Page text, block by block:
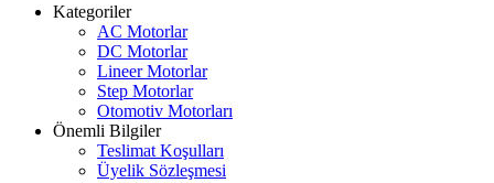
Kategoriler
AC Motorlar
DC Motorlar
Lineer Motorlar
Step Motorlar
Otomotiv Motorları
Önemli Bilgiler
Teslimat Koşulları
Üyelik Sözleşmesi